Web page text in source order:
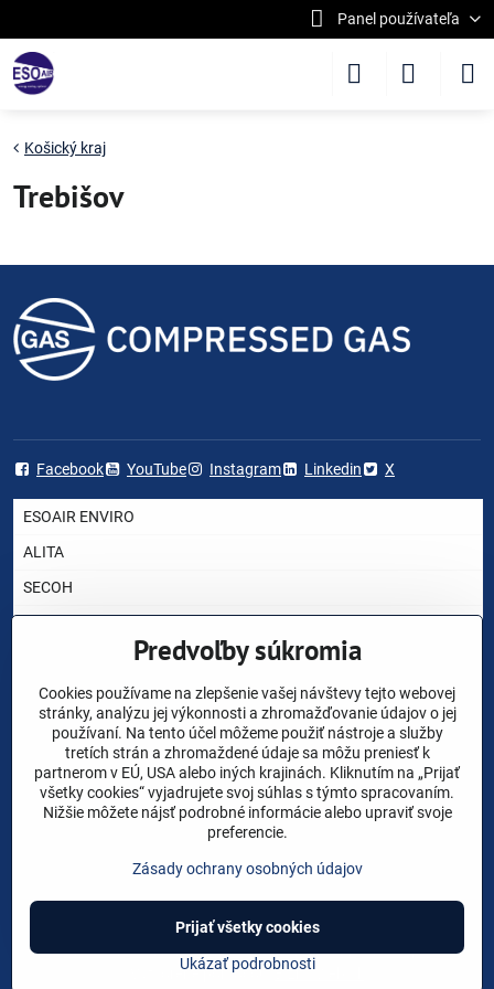
Panel používateľa
Košický kraj
Trebišov
Facebook YouTube Instagram Linkedin X
ESOAIR ENVIRO
ALITA
SECOH
YASUNAGA RIETSCHLE THOMAS
NITTO KOHKI
CHARLES AUSTEN
AKO VYBRAŤ DÚCHADLO ?
©2026Copyright
Predvoľby súkromiaZásady ochrany osobných údajov
Vytvorené pomocou:BiznisWeb.sk
Predvoľby súkromia
Cookies používame na zlepšenie vašej návštevy tejto webovej
stránky, analýzu jej výkonnosti a zhromažďovanie údajov o jej
používaní. Na tento účel môžeme použiť nástroje a služby
tretích strán a zhromaždené údaje sa môžu preniesť k
partnerom v EÚ, USA alebo iných krajinách. Kliknutím na „Prijať
všetky cookies“ vyjadrujete svoj súhlas s týmto spracovaním.
Nižšie môžete nájsť podrobné informácie alebo upraviť svoje
preferencie.
Zásady ochrany osobných údajov
Ukázať podrobnosti
Prijať všetky cookies